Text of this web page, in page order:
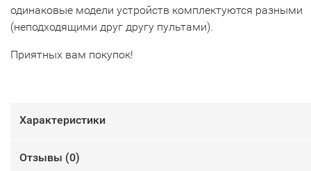
одинаковые модели устройств комплектуются разными
(неподходящими друг другу пультами).
Приятных вам покупок!
Характеристики
Отзывы (0)